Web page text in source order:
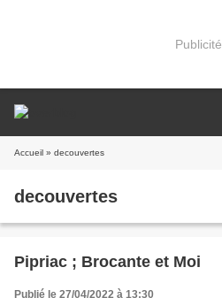
Publicité
Accueil » decouvertes
decouvertes
Pipriac ; Brocante et Moi
Publié le 27/04/2022 à 13:30